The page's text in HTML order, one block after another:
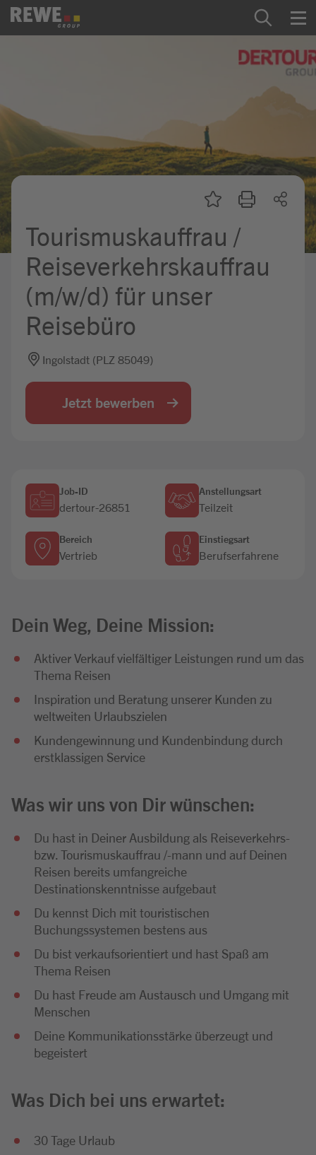
Zum Inhalt springen
REWE Group als Arbeitgeber
Ausbildung & Studium
Praktikum & Werkstudium
Mein Kandidat:innenprofil
Jobbörse
Tourismuskauffrau /
Reiseverkehrskauffrau
(m/w/d) für unser
Reisebüro
Ingolstadt (PLZ 85049)
Jetzt bewerben
Job-ID
dertour-26851
Anstellungsart
Teilzeit
Bereich
Vertrieb
Einstiegsart
Berufserfahrene
Dein Weg, Deine Mission:
Aktiver Verkauf vielfältiger Leistungen rund um das
Thema Reisen
Inspiration und Beratung unserer Kunden zu
weltweiten Urlaubszielen
Kundengewinnung und Kundenbindung durch
erstklassigen Service
Was wir uns von Dir wünschen:
Du hast in Deiner Ausbildung als Reiseverkehrs-
bzw. Tourismuskauffrau /-mann und auf Deinen
Reisen bereits umfangreiche
Destinationskenntnisse aufgebaut
Du kennst Dich mit touristischen
Buchungssystemen bestens aus
Du bist verkaufsorientiert und hast Spaß am
Thema Reisen
Du hast Freude am Austausch und Umgang mit
Menschen
Deine Kommunikationsstärke überzeugt und
begeistert
Was Dich bei uns erwartet:
30 Tage Urlaub